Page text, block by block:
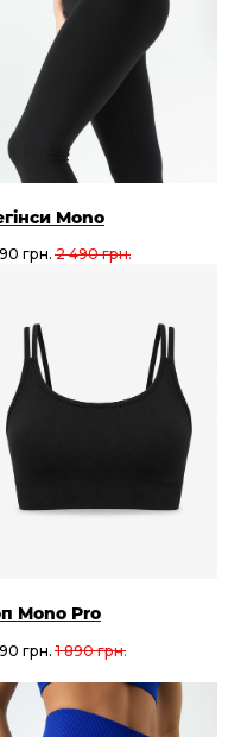
Mono
грн. 2 490 грн.
Mono Pro
грн. 1 890 грн.